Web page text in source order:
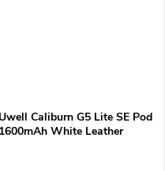
Uwell Caliburn G5 Lite SE Pod
1600mAh White Leather